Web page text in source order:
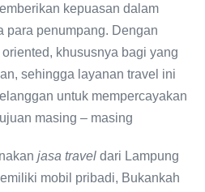
kepuasan dalam
para penumpang. Dengan
khususnya bagi yang
sehingga layanan travel ini
untuk mempercayakan
masing – masing
jasa travel dari Lampung
mobil pribadi, Bukankah